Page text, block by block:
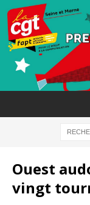
Ouest
vingt